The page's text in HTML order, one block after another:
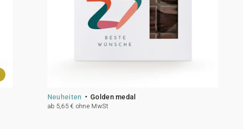
Neuheiten Golden medal
ab 5,65 € ohne MwSt